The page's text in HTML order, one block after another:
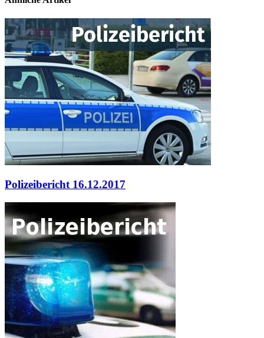
Polizeibericht 16.12.2017